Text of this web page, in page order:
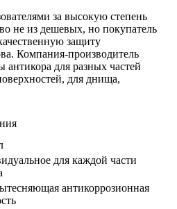
за высокую степень
не из дешевых, но покупатель
защиту
Компания-производитель
антикора для разных частей
для днища,
для каждой части
антикоррозионная